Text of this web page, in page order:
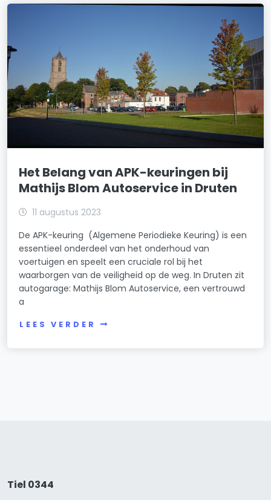
Het Belang van APK-keuringen bij
Mathijs Blom Autoservice in Druten
11 augustus 2023
De APK-keuring (Algemene Periodieke Keuring) is een
essentieel onderdeel van het onderhoud van
voertuigen en speelt een cruciale rol bij het
waarborgen van de veiligheid op de weg. In Druten zit
autogarage: Mathijs Blom Autoservice, een vertrouwd
a
LEES VERDER
Tiel 0344